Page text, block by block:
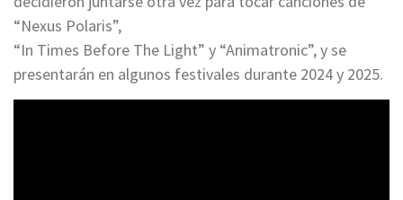
“Nexus Polaris”,
“In Times Before The Light” y “Animatronic”, y se
presentarán en algunos festivales durante 2024 y 2025.